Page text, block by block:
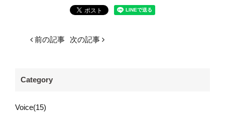
前の記事 次の記事
Category
Voice(15)